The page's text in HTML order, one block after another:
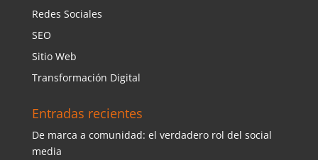
Redes Sociales
SEO
Sitio Web
Transformación Digital
Entradas recientes
De marca a comunidad: el verdadero rol del social
media